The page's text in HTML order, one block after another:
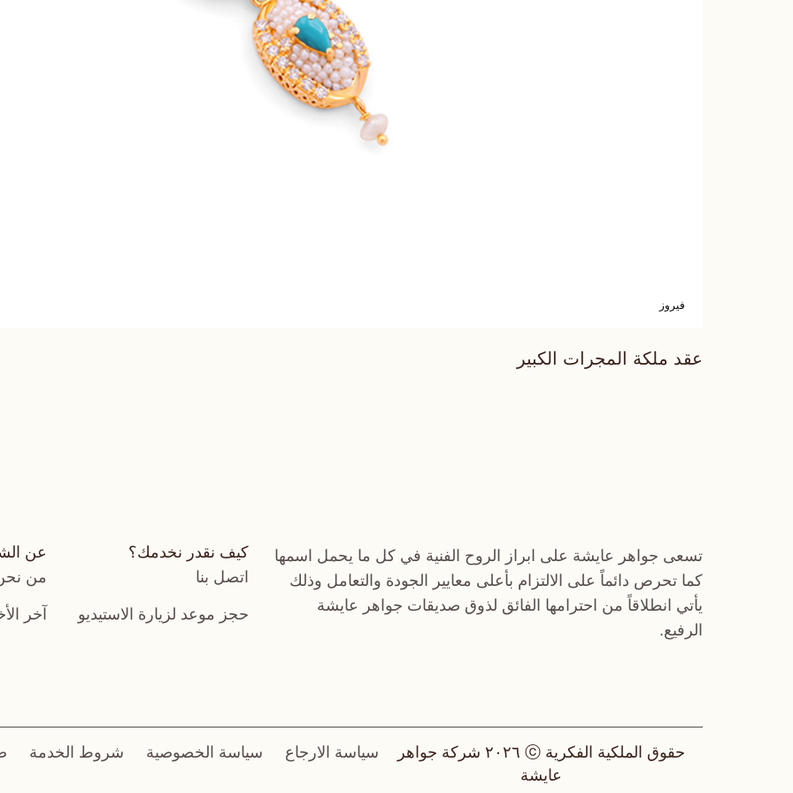
فيروز
عقد ملكة المجرات الكبير
تسعى جواهر عايشة على ابراز الروح الفنية في كل ما يحمل اسمها
كما تحرص دائماً على الالتزام بأعلى معايير الجودة والتعامل وذلك
يأتي انطلاقاً من احترامها الفائق لذوق صديقات جواهر عايشة
الرفيع.
كيف نقدر نخدمك؟
اتصل بنا
حجز موعد لزيارة الاستيديو
عن
من
آخر
حقوق الملكية الفكرية ⓒ ٢٠٢٦ شركة جواهر
عايشة
سياسة الارجاع سياسة الخصوصية شروط الخدمة